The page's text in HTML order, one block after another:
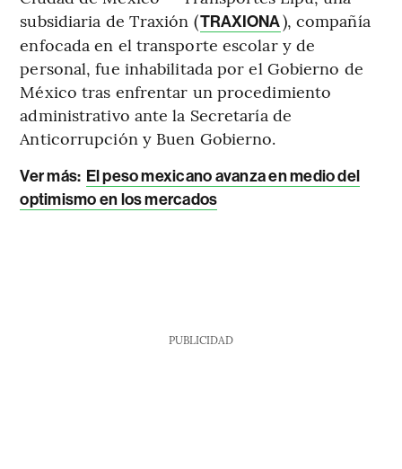
subsidiaria de Traxión (TRAXIONA), compañía
enfocada en el transporte escolar y de
personal, fue inhabilitada por el Gobierno de
México tras enfrentar un procedimiento
administrativo ante la Secretaría de
Anticorrupción y Buen Gobierno.
Ver más: El peso mexicano avanza en medio del
optimismo en los mercados
PUBLICIDAD